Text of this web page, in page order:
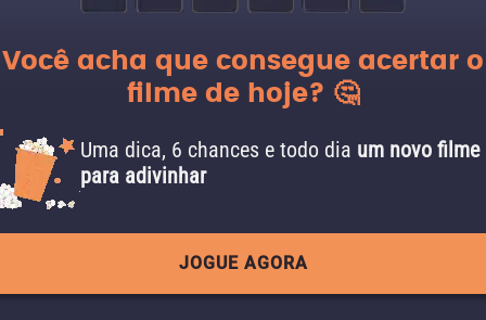
Você acha que consegue acertar o
filme de hoje? 🤔
Uma dica, 6 chances e todo dia um novo filme
para adivinhar
JOGUE AGORA